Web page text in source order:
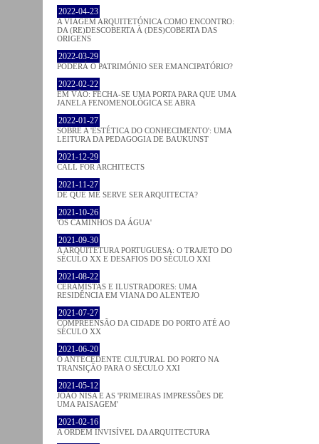
2022-04-23
A VIAGEM ARQUITETÓNICA COMO ENCONTRO:
DA (RE)DESCOBERTA À (DES)COBERTA DAS
ORIGENS
2022-03-29
PODERÁ O PATRIMÓNIO SER EMANCIPATÓRIO?
2022-02-22
EM VÃO: FECHA-SE UMA PORTA PARA QUE UMA
JANELA FENOMENOLÓGICA SE ABRA
2022-01-27
SOBRE A 'ESTÉTICA DO CONHECIMENTO': UMA
LEITURA DA PEDAGOGIA DE BAUKUNST
2021-12-29
CALL FOR ARCHITECTS
2021-11-27
DE QUE ME SERVE SER ARQUITECTA?
2021-10-26
'OS CAMINHOS DA ÁGUA'
2021-09-30
A ARQUITETURA PORTUGUESA: O TRAJETO DO
SÉCULO XX E DESAFIOS DO SÉCULO XXI
2021-08-22
CERAMISTAS E ILUSTRADORES: UMA
RESIDÊNCIA EM VIANA DO ALENTEJO
2021-07-27
COMPREENSÃO DA CIDADE DO PORTO ATÉ AO
SÉCULO XX
2021-06-20
O ANTECEDENTE CULTURAL DO PORTO NA
TRANSIÇÃO PARA O SÉCULO XXI
2021-05-12
JOÃO NISA E AS 'PRIMEIRAS IMPRESSÕES DE
UMA PAISAGEM'
2021-02-16
A ORDEM INVISÍVEL DA ARQUITECTURA